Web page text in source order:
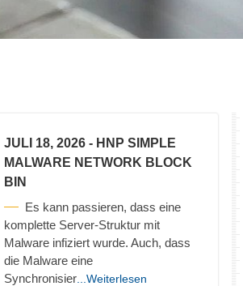
JULI 18, 2026 - HNP SIMPLE
MALWARE NETWORK BLOCK
BIN
Es kann passieren, dass eine
komplette Server-Struktur mit
Malware infiziert wurde. Auch, dass
die Malware eine
Synchronisier ...Weiterlesen